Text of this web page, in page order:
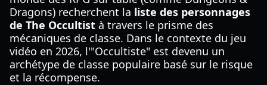
Dragons) recherchent la liste des personnages
de The Occultist à travers le prisme des
mécaniques de classe. Dans le contexte du jeu
vidéo en 2026, l'"Occultiste" est devenu un
archétype de classe populaire basé sur le risque
et la récompense.